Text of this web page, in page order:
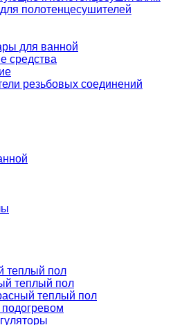
полотенцесушителей
для ванной
средства
резьбовых соединений
теплый пол
теплый пол
теплый пол
подогревом